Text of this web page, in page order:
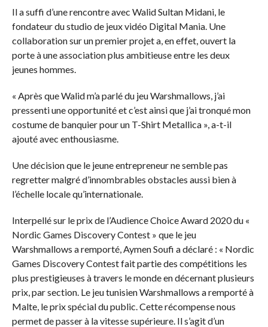
Il a suffi d’une rencontre avec Walid Sultan Midani, le
fondateur du studio de jeux vidéo Digital Mania. Une
collaboration sur un premier projet a, en effet, ouvert la
porte à une association plus ambitieuse entre les deux
jeunes hommes.
« Après que Walid m’a parlé du jeu Warshmallows, j’ai
pressenti une opportunité et c’est ainsi que j’ai tronqué mon
costume de banquier pour un T-Shirt Metallica », a-t-il
ajouté avec enthousiasme.
Une décision que le jeune entrepreneur ne semble pas
regretter malgré d’innombrables obstacles aussi bien à
l’échelle locale qu’internationale.
Interpellé sur le prix de l’Audience Choice Award 2020 du «
Nordic Games Discovery Contest » que le jeu
Warshmallows a remporté, Aymen Soufi a déclaré : « Nordic
Games Discovery Contest fait partie des compétitions les
plus prestigieuses à travers le monde en décernant plusieurs
prix, par section. Le jeu tunisien Warshmallows a remporté à
Malte, le prix spécial du public. Cette récompense nous
permet de passer à la vitesse supérieure. Il s’agit d’un